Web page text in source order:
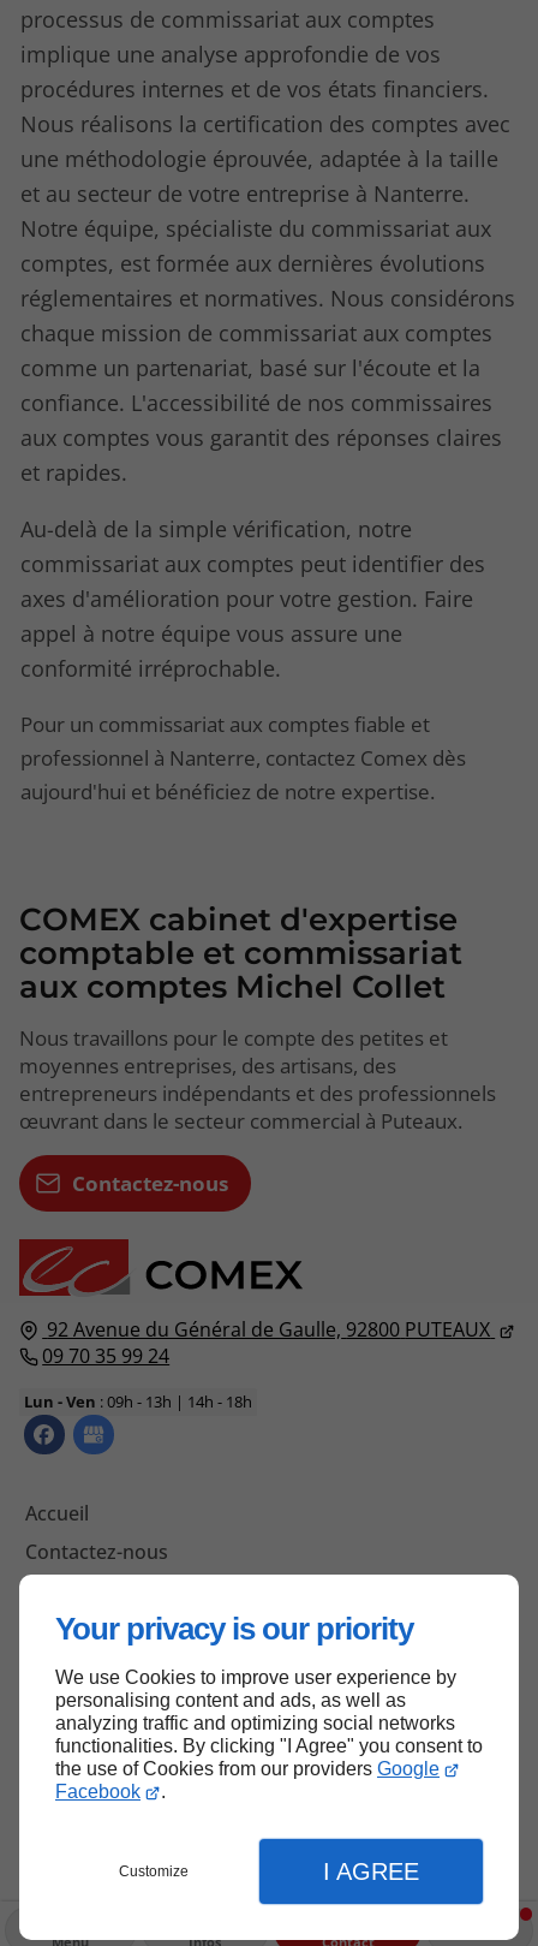
Your privacy is our priority
We use Cookies to improve user experience by
personalising content and ads, as well as
analyzing traffic and optimizing social networks
functionalities. By clicking "I Agree" you consent to
the use of Cookies from our providers Google
Facebook
.
Customize I AGREE
Menu Infos Contact
processus de commissariat aux comptes
implique une analyse approfondie de vos
procédures internes et de vos états financiers.
Nous réalisons la certification des comptes avec
une méthodologie éprouvée, adaptée à la taille
et au secteur de votre entreprise à Nanterre.
Notre équipe, spécialiste du commissariat aux
comptes, est formée aux dernières évolutions
réglementaires et normatives. Nous considérons
chaque mission de commissariat aux comptes
comme un partenariat, basé sur l'écoute et la
confiance. L'accessibilité de nos commissaires
aux comptes vous garantit des réponses claires
et rapides.
Au-delà de la simple vérification, notre
commissariat aux comptes peut identifier des
axes d'amélioration pour votre gestion. Faire
appel à notre équipe vous assure une
conformité irréprochable.
Pour un commissariat aux comptes fiable et
professionnel à Nanterre, contactez Comex dès
aujourd'hui et bénéficiez de notre expertise.
92 Avenue du Général de Gaulle, 92800 PUTEAUX
09 70 35 99 24
Lun - Ven : 09h - 13h | 14h - 18h
Accueil
Contactez-nous
Plan du site
COMEX cabinet d'expertise
comptable et commissariat
aux comptes Michel Collet
Nous travaillons pour le compte des petites et
moyennes entreprises, des artisans, des
entrepreneurs indépendants et des professionnels
œuvrant dans le secteur commercial à Puteaux.
Contactez-nous
Haut de page